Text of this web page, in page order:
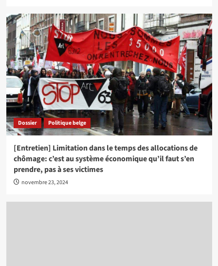
Dossier Politique belge
[Entretien] Limitation dans le temps des allocations de
chômage: c’est au système économique qu’il faut s’en
prendre, pas à ses victimes
novembre 23, 2024